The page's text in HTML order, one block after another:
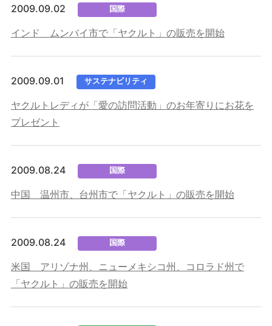
2009.09.02 国際
インド ムンバイ市で「ヤクルト」の販売を開始
2009.09.01 サステナビリティ
ヤクルトレディが「愛の訪問活動」のお年寄りにお花を
プレゼント
2009.08.24 国際
中国 温州市、台州市で「ヤクルト」の販売を開始
2009.08.24 国際
米国 アリゾナ州、ニューメキシコ州、コロラド州で
「ヤクルト」の販売を開始